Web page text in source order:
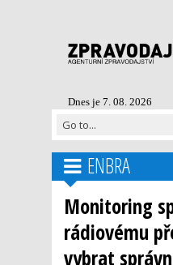
Dnes je 7. 08. 2026
ENBRA
Monitoring
rádiovému
vybrat